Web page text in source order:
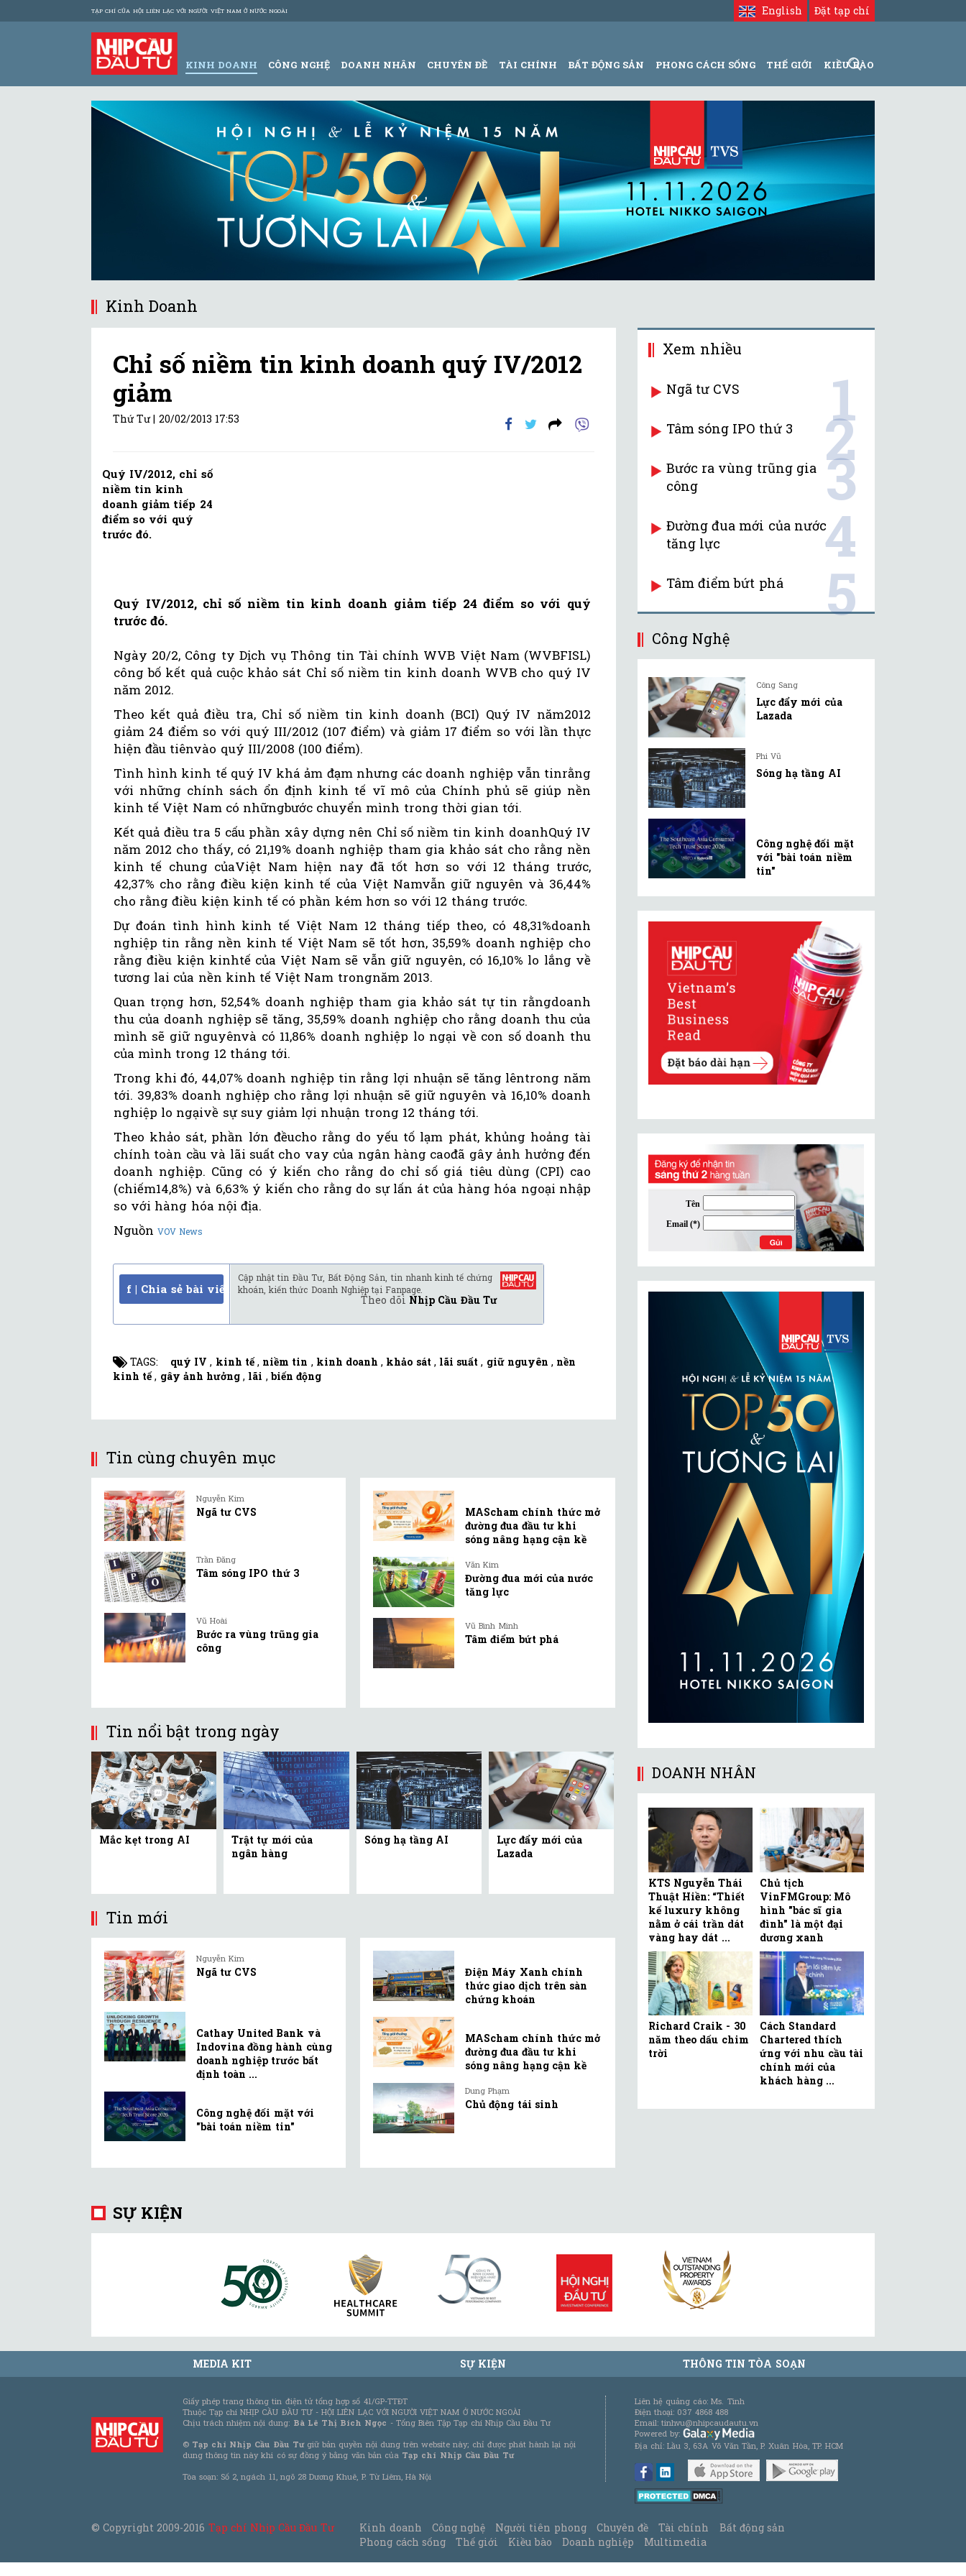
TẠP CHÍ CỦA HỘI LIÊN LẠC VỚI NGƯỜI VIỆT NAM Ở NƯỚC NGOÀI Đặt tạp chí
English
KINH DOANH CÔNG NGHỆ DOANH NHÂN CHUYÊN ĐỀ TÀI CHÍNH BẤT ĐỘNG SẢN PHONG CÁCH SỐNG THẾ GIỚI KIỀU BÀO
Kinh Doanh
Chỉ số niềm tin kinh doanh quý IV/2012
giảm
Thứ Tư | 20/02/2013 17:53
Quý IV/2012, chỉ số
niềm tin kinh
doanh giảm tiếp 24
điểm so với quý
trước đó.
Quý IV/2012, chỉ số niềm tin kinh doanh giảm tiếp 24 điểm so với quý
trước đó.
Ngày 20/2, Công ty Dịch vụ Thông tin Tài chính WVB Việt Nam (WVBFISL)
công bố kết quả cuộc khảo sát Chỉ số niềm tin kinh doanh WVB cho quý IV
năm 2012.
Theo kết quả điều tra, Chỉ số niềm tin kinh doanh (BCI) Quý IV năm2012
giảm 24 điểm so với quý III/2012 (107 điểm) và giảm 17 điểm so với lần thực
hiện đầu tiênvào quý III/2008 (100 điểm).
Tình hình kinh tế quý IV khá ảm đạm nhưng các doanh nghiệp vẫn tinrằng
với những chính sách ổn định kinh tế vĩ mô của Chính phủ sẽ giúp nền
kinh tế Việt Nam có nhữngbước chuyển mình trong thời gian tới.
Kết quả điều tra 5 cấu phần xây dựng nên Chỉ số niềm tin kinh doanhQuý IV
năm 2012 cho thấy, có 21,19% doanh nghiệp tham gia khảo sát cho rằng nền
kinh tế chung củaViệt Nam hiện nay đã tốt hơn so với 12 tháng trước,
42,37% cho rằng điều kiện kinh tế của Việt Namvẫn giữ nguyên và 36,44%
cho rằng điều kiện kinh tế có phần kém hơn so với 12 tháng trước.
Dự đoán tình hình kinh tế Việt Nam 12 tháng tiếp theo, có 48,31%doanh
nghiệp tin rằng nền kinh tế Việt Nam sẽ tốt hơn, 35,59% doanh nghiệp cho
rằng điều kiện kinhtế của Việt Nam sẽ vẫn giữ nguyên, có 16,10% lo lắng về
tương lai của nền kinh tế Việt Nam trongnăm 2013.
Quan trọng hơn, 52,54% doanh nghiệp tham gia khảo sát tự tin rằngdoanh
thu của doanh nghiệp sẽ tăng, 35,59% doanh nghiệp cho rằng doanh thu của
mình sẽ giữ nguyênvà có 11,86% doanh nghiệp lo ngại về con số doanh thu
của mình trong 12 tháng tới.
Trong khi đó, 44,07% doanh nghiệp tin rằng lợi nhuận sẽ tăng lêntrong năm
tới. 39,83% doanh nghiệp cho rằng lợi nhuận sẽ giữ nguyên và 16,10% doanh
nghiệp lo ngạivề sự suy giảm lợi nhuận trong 12 tháng tới.
Theo khảo sát, phần lớn đềucho rằng do yếu tố lạm phát, khủng hoảng tài
chính toàn cầu và lãi suất cho vay của ngân hàng caođã gây ảnh hưởng đến
doanh nghiệp. Cũng có ý kiến cho rằng do chỉ số giá tiêu dùng (CPI) cao
(chiếm14,8%) và 6,63% ý kiến cho rằng do sự lấn át của hàng hóa ngoại nhập
so với hàng hóa nội địa.
NguồnVOV News
f | Chia sẻ bài viết
Cập nhật tin Đầu Tư, Bất Động Sản, tin nhanh kinh tế chứng
khoán, kiến thức Doanh Nghiệp tại Fanpage.
Theo dõi Nhịp Cầu Đầu Tư
TAGS: quý IV , kinh tế, niềm tin , kinh doanh ,khảo sát ,lãi suất , giữ nguyên , nền
kinh tế, gây ảnh hưởng ,lãi , biến động
Tin cùng chuyên mục
Nguyễn Kim
Ngã tư CVS
Trần Đăng
Tâm sóng IPO thứ 3
Vũ Hoài
Bước ra vùng trũng gia
công
MAScham chính thức mở
đường đua đầu tư khi
sóng nâng hạng cận kề
Văn Kim
Đường đua mới của nước
tăng lực
Vũ Bình Minh
Tâm điểm bứt phá
Tin nổi bật trong ngày
Mắc kẹt trong AI
Trật tự mới của
ngân hàng
Sóng hạ tầng AI
Lực đẩy mới của
Lazada
Tin mới
Nguyễn Kim
Ngã tư CVS
Cathay United Bank và
Indovina đồng hành cùng
doanh nghiệp trước bất
định toàn ...
Công nghệ đối mặt với
"bài toán niềm tin"
Điện Máy Xanh chính
thức giao dịch trên sàn
chứng khoán
MAScham chính thức mở
đường đua đầu tư khi
sóng nâng hạng cận kề
Dung Phạm
Chủ động tái sinh
Xem nhiều
Ngã tư CVS 1
Tâm sóng IPO thứ 3 2
Bước ra vùng trũng gia
công
3
Đường đua mới của nước
tăng lực
4
Tâm điểm bứt phá 5
Công Nghệ
Công Sang
Lực đẩy mới của
Lazada
Phi Vũ
Sóng hạ tầng AI
Công nghệ đối mặt
với "bài toán niềm
tin"
DOANH NHÂN
KTS Nguyễn Thái
Thuật Hiền: “Thiết
kế luxury không
nằm ở cái trần dát
vàng hay dát ...
Chủ tịch
VinFMGroup: Mô
hình "bác sĩ gia
đình" là một đại
dương xanh
Richard Craik - 30
năm theo dấu chim
trời
Cách Standard
Chartered thích
ứng với nhu cầu tài
chính mới của
khách hàng ...
SỰ KIỆN
MEDIA KIT SỰ KIỆN THÔNG TIN TÒA SOẠN
Giấy phép trang thông tin điện tử tổng hợp số 41/GP-TTĐT
Thuộc Tạp chí NHỊP CẦU ĐẦU TƯ - HỘI LIÊN LẠC VỚI NGƯỜI VIỆT NAM Ở NƯỚC NGOÀI
Chịu trách nhiệm nội dung: Bà Lê Thị Bích Ngọc - Tổng Biên Tập Tạp chí Nhịp Cầu Đầu Tư
© Tạp chí Nhịp Cầu Đầu Tưgiữ bản quyền nội dung trên website này; chỉ được phát hành lại nội
dung thông tin này khi có sự đồng ý bằng văn bản của Tạp chí Nhịp Cầu Đầu Tư
Tòa soạn: Số 2, ngách 11, ngõ 28 Dương Khuê, P. Từ Liêm, Hà Nội
Liên hệ quảng cáo: Ms. Tình
Điện thoại: 037 4868 488
Email: tinhvu@nhipcaudautu.vn
Powered by:
Địa chỉ: Lầu 3, 63A Võ Văn Tần, P. Xuân Hòa, TP. HCM
© Copyright 2009-2016 Tạp chí Nhịp Cầu Đầu Tư Kinh doanh Công nghệ Người tiên phong Chuyên đề Tài chính
Bất động sản
Phong cách sống
Thế giới Kiều bào Doanh nghiệp Multimedia